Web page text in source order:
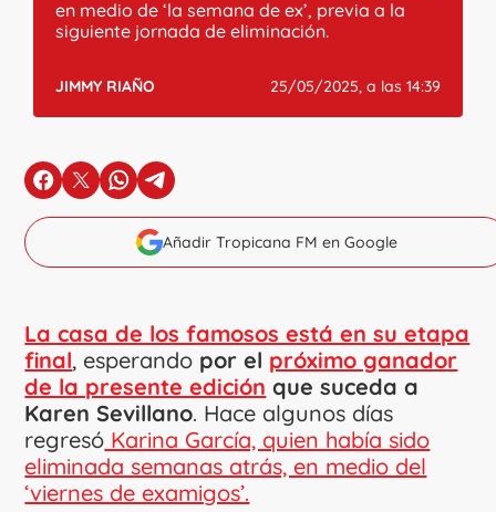
en medio de ‘la semana de ex’, previa a la
siguiente jornada de eliminación.
JIMMY RIAÑO 25/05/2025, a las 14:39
en Facebook
en Xen Whatsapp
en Telegram
Añadir Tropicana FM en Google
La casa de los famosos está en su etapa
final, esperando por el próximo ganador
de la presente edición que suceda a
Karen Sevillano. Hace algunos días
regresó Karina García, quien había sido
eliminada semanas atrás, en medio del
‘viernes de examigos’.